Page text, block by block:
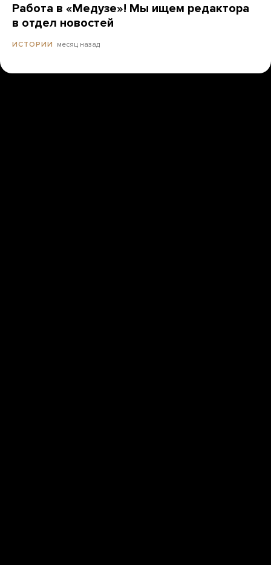
Работа в «Медузе»! Мы ищем редактора
в отдел новостей
ИСТОРИИ месяц назад